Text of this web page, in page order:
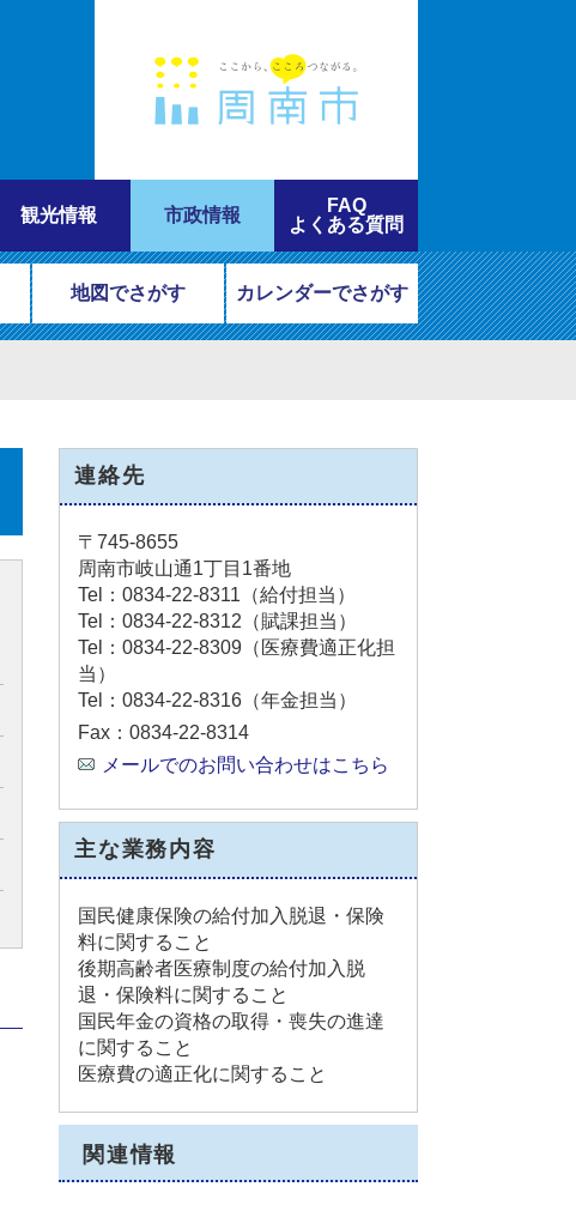
観光情報 市政情報
FAQ
よくある質問
地図でさがす カレンダーでさがす
連絡先
〒745-8655
周南市岐山通1丁目1番地
Tel：0834-22-8311 （給付担当）
Tel：0834-22-8312 （賦課担当）
Tel：0834-22-8309 （医療費適正化担
当）
Tel：0834-22-8316 （年金担当）
Fax：0834-22-8314
メールでのお問い合わせはこちら
主な業務内容
国民健康保険の給付加入脱退・保険
料に関すること
後期高齢者医療制度の給付加入脱
退・保険料に関すること
国民年金の資格の取得・喪失の進達
に関すること
医療費の適正化に関すること
関連情報